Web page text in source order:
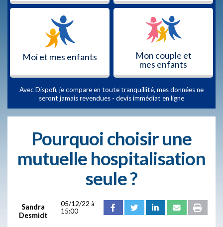
Moi et mes enfants
Mon couple et
mes enfants
Avec Dispofi, je compare en toute tranquillité, mes données ne
seront jamais revendues - devis immédiat en ligne
Pourquoi choisir une
mutuelle hospitalisation
seule ?
Sandra
Desmidt
05/12/22 à
15:00